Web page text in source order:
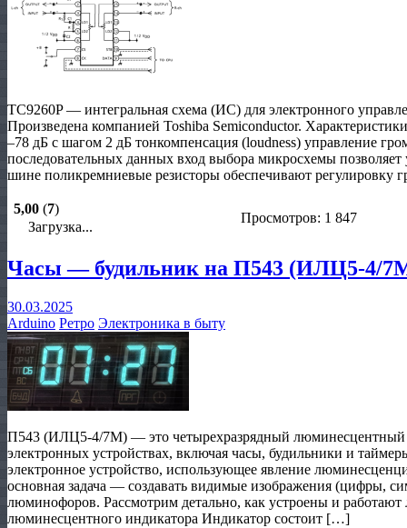
TC9260P — интегральная схема (ИС) для электронного
Произведена компанией Toshiba Semiconductor.
–78 дБ с шагом 2 дБ тонкомпенсация (loudness) управление
последовательных данных вход выбора микросхемы
шине поликремниевые резисторы обеспечивают регулировку
5,00 (7)
Загрузка...
Просмотров: 1 847
Часы — будильник на П543 (ИЛЦ5-4/
30.03.2025
Arduino Ретро Электроника в быту
П543 (ИЛЦ5-4/7М) — это четырехразрядный люминесцентный
электронных устройствах, включая часы, будильники и
электронное устройство, использующее явление
основная задача — создавать видимые изображения (цифры,
люминофоров. Рассмотрим детально, как устроены и
люминесцентного индикатора Индикатор состоит […]